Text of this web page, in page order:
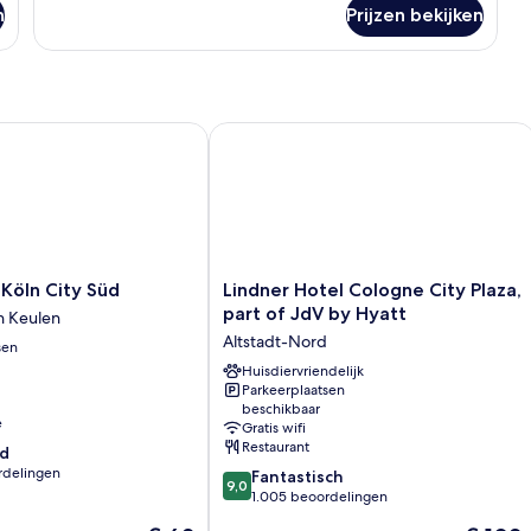
Prijzen bekijken
City Süd
Keulen
City Süd
Lindner
Hotel
Cologne
City
Plaza,
part
JdV
by
Hyatt
Altstadt-
Lindner Hotel Cologne City Plaza,
part of JdV by Hyatt
Altstadt-Nord
Huisdiervriendelijk
Parkeerplaatsen
beschikbaar
Gratis wifi
Restaurant
9.0
van
9,0 Fantastisch
1.005 beoordelingen
Lindner Hotel Cologne City Plaza,